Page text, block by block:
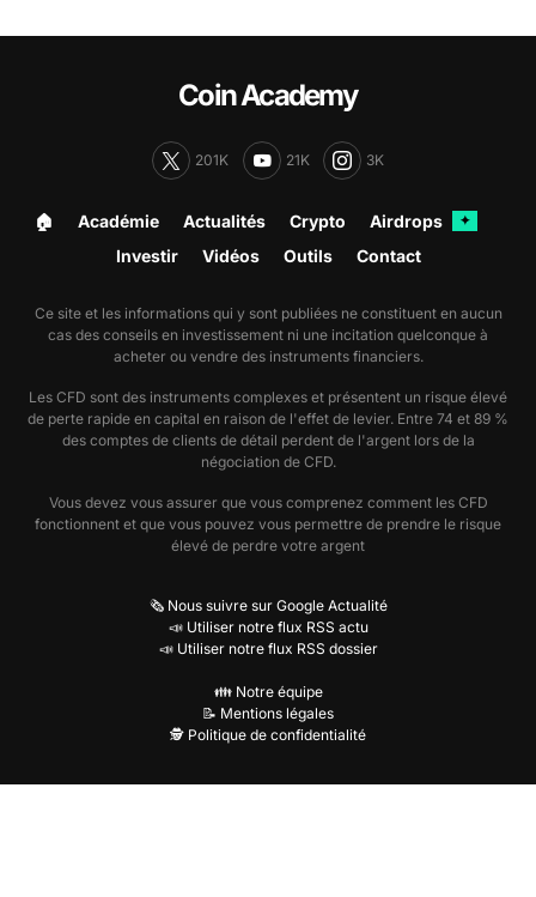
Coin Academy
201K 21K 3K
🏠︎ Académie Actualités Crypto Airdrops ✦
Investir Vidéos Outils Contact
Ce site et les informations qui y sont publiées ne constituent en aucun
cas des conseils en investissement ni une incitation quelconque à
acheter ou vendre des instruments financiers.
Les CFD sont des instruments complexes et présentent un risque élevé
de perte rapide en capital en raison de l'effet de levier. Entre 74 et 89 %
des comptes de clients de détail perdent de l'argent lors de la
négociation de CFD.
Vous devez vous assurer que vous comprenez comment les CFD
fonctionnent et que vous pouvez vous permettre de prendre le risque
élevé de perdre votre argent
🗞️ Nous suivre sur Google Actualité
📣 Utiliser notre flux RSS actu
📣 Utiliser notre flux RSS dossier
👪 Notre équipe
📝 Mentions légales
🕵️ Politique de confidentialité